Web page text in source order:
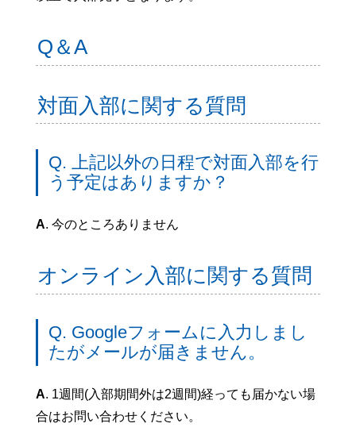
Q＆A
対面入部に関する質問
Q. 上記以外の日程で対面入部を行
う予定はありますか？
A. 今のところありません
オンライン入部に関する質問
Q. Googleフォームに入力しまし
たがメールが届きません。
A. 1週間(入部期間外は2週間)経っても届かない場
合はお問い合わせください。